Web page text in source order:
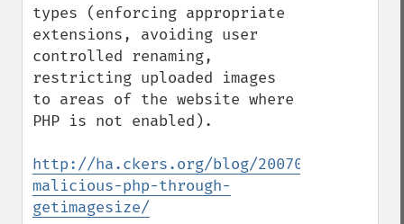
types (enforcing appropriate
extensions, avoiding user
controlled renaming,
restricting uploaded images
to areas of the website where
PHP is not enabled).
http://ha.ckers.org/blog/20070604/
malicious-php-through-
getimagesize/